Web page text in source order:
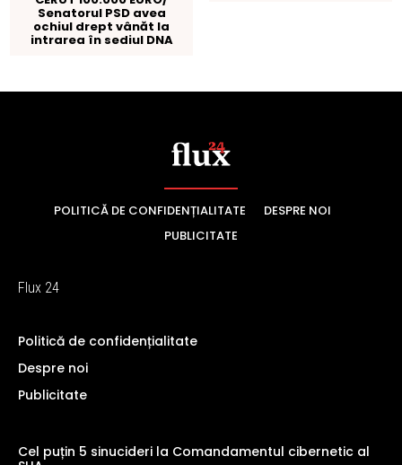
POLITICĂ DE CONFIDENȚIALITATE
DESPRE NOI
PUBLICITATE
Flux 24
Politică de confidențialitate
Despre noi
Publicitate
Cel puțin 5 sinucideri la Comandamentul cibernetic al